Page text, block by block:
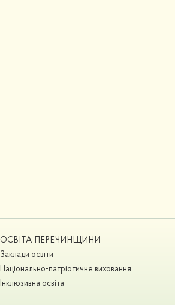
ОСВІТА ПЕРЕЧИНЩИНИ
Заклади освіти
Національно-патріотичне виховання
Інклюзивна освіта